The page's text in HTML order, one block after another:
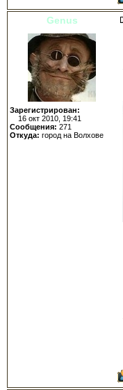
Genus
Зарегистрирован:
16 окт 2010, 19:41
Сообщения: 271
Откуда: город на Волхове